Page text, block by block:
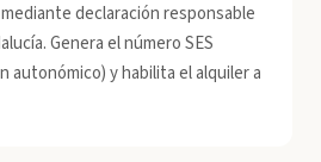
declaración responsable
Genera el número SES
autonómico) y habilita el alquiler a